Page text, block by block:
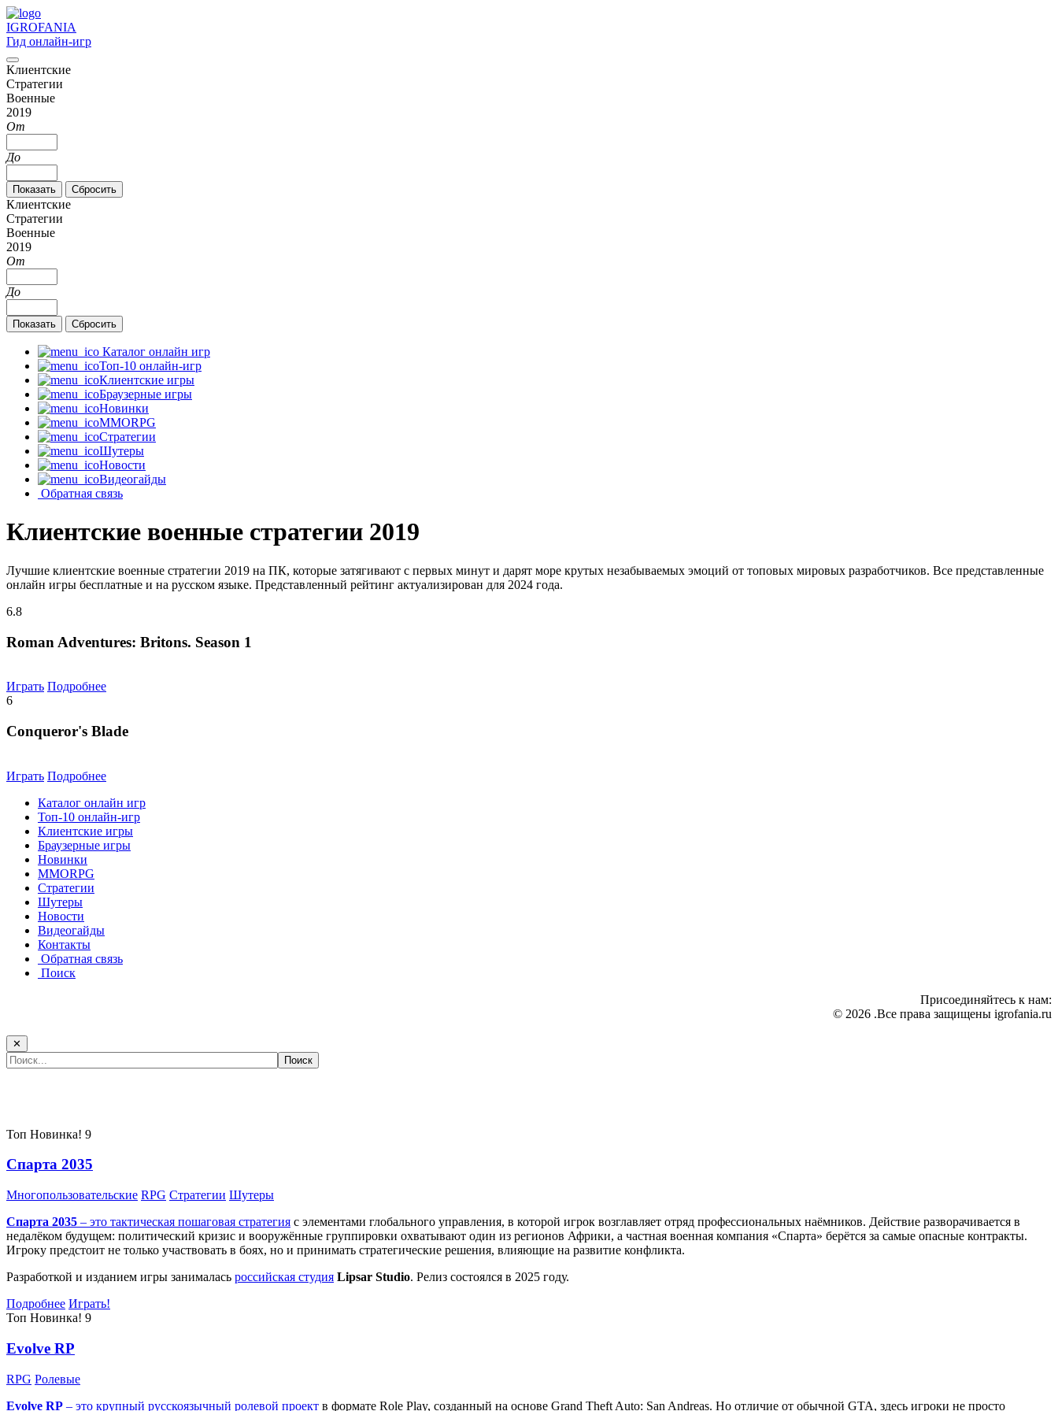
IGROFANIA
Гид онлайн-игр
Клиентские
Стратегии
Военные
2019
От
До
Клиентские
Стратегии
Военные
2019
От
До
Каталог онлайн игр
Топ-10 онлайн-игр
Клиентские игры
Браузерные игры
Новинки
MMORPG
Стратегии
Шутеры
Новости
Видеогайды
Обратная связь
Клиентские военные стратегии 2019
Лучшие клиентские военные стратегии 2019 на ПК, которые затягивают с первых минут и дарят море крутых незабываемых эмоций от топовых мировых разработчиков. Все представленные
онлайн игры бесплатные и на русском языке. Представленный рейтинг актуализирован для 2024 года.
6.8
Roman Adventures: Britons. Season 1
Играть Подробнее
6
Conqueror's Blade
Играть Подробнее
Каталог онлайн игр
Топ-10 онлайн-игр
Клиентские игры
Браузерные игры
Новинки
MMORPG
Стратегии
Шутеры
Новости
Видеогайды
Контакты
Обратная связь
Поиск
Присоединяйтесь к нам:
© 2026 .Все права защищены igrofania.ru
✕
Топ Новинка! 9
Спарта 2035
Многопользовательские RPG Стратегии Шутеры
Спарта 2035 – это тактическая пошаговая стратегия с элементами глобального управления, в которой игрок возглавляет отряд профессиональных наёмников. Действие разворачивается в
недалёком будущем: политический кризис и вооружённые группировки охватывают один из регионов Африки, а частная военная компания «Спарта» берётся за самые опасные контракты.
Игроку предстоит не только участвовать в боях, но и принимать стратегические решения, влияющие на развитие конфликта.
Разработкой и изданием игры занималась российская студия Lipsar Studio. Релиз состоялся в 2025 году.
Подробнее Играть!
Топ Новинка! 9
Evolve RP
RPG Ролевые
Evolve RP – это крупный русскоязычный ролевой проект в формате Role Play, созданный на основе Grand Theft Auto: San Andreas. Но отличие от обычной GTA, здесь игроки не просто